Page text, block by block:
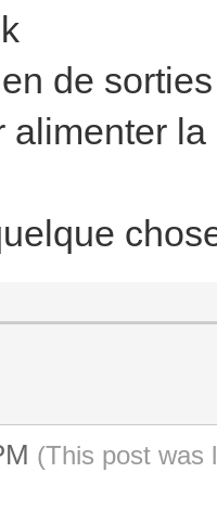
de
alimenter
(This post was